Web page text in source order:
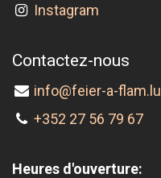
Instagram
Contactez-nous
info@feier-a-flam.lu
+352 27 56 79 67
Heures d'ouverture: